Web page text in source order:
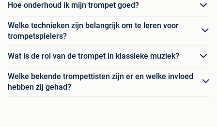
Hoe onderhoud ik mijn trompet goed?
Welke technieken zijn belangrijk om te leren voor
trompetspielers?
Wat is de rol van de trompet in klassieke muziek?
Welke bekende trompettisten zijn er en welke invloed
hebben zij gehad?